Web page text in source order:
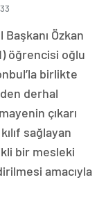
Özkan
öğrencisi oğlu
birlikte
derhal
çıkarı
sağlayan
bir mesleki
amacıyla